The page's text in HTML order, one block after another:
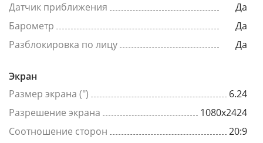
Датчик приближения
Да
Барометр
Да
Разблокировка по лицу
Да
Экран
Размер экрана (")
6.24
Разрешение экрана
1080x2424
Соотношение сторон
20:9